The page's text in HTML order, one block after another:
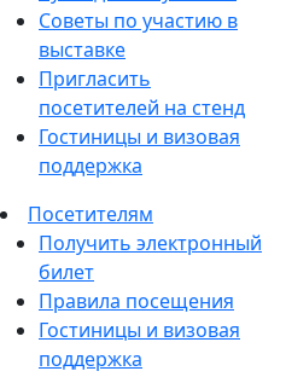
Советы по участию в
выставке
Пригласить
посетителей на стенд
Гостиницы и визовая
поддержка
Посетителям
Получить электронный
билет
Правила посещения
Гостиницы и визовая
поддержка